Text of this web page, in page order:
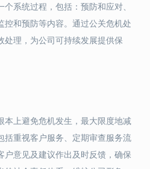
系统过程，包括：预防和应对、
控和预防等内容。通过公关危机处
处理，为公司可持续发展提供保
本上避免危机发生，最大限度地减
括重视客户服务、定期审查服务流
户意见及建议作出及时反馈，确保